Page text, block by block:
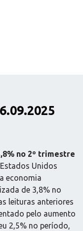
no 2º trimestre
Unidos
economia
de 3,8% no
leituras anteriores
pelo aumento
2,5% no período,